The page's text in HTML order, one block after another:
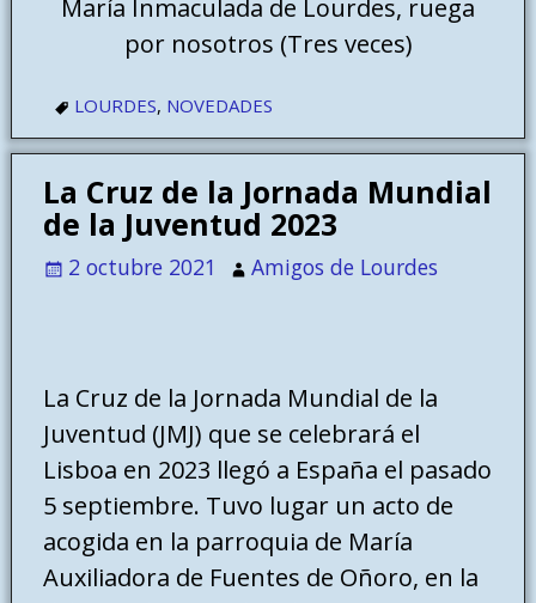
María Inmaculada de Lourdes, ruega
por nosotros (Tres veces)
LOURDES, NOVEDADES
La Cruz de la Jornada Mundial
de la Juventud 2023
2 octubre 2021 Amigos de Lourdes
La Cruz de la Jornada Mundial de la
Juventud (JMJ) que se celebrará el
Lisboa en 2023 llegó a España el pasado
5 septiembre. Tuvo lugar un acto de
acogida en la parroquia de María
Auxiliadora de Fuentes de Oñoro, en la